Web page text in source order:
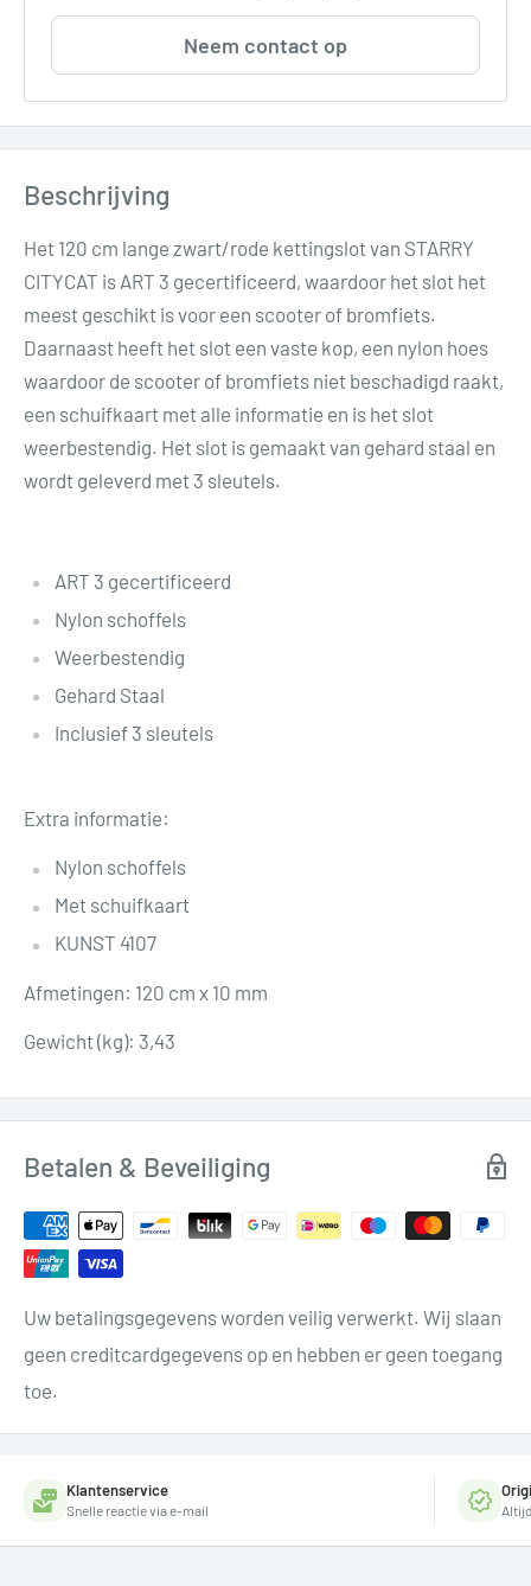
Neem contact op
Beschrijving
Het 120 cm lange zwart/rode kettingslot van STARRY
CITYCAT is ART 3 gecertificeerd, waardoor het slot het
meest geschikt is voor een scooter of bromfiets.
Daarnaast heeft het slot een vaste kop, een nylon hoes
waardoor de scooter of bromfiets niet beschadigd raakt,
een schuifkaart met alle informatie en is het slot
weerbestendig. Het slot is gemaakt van gehard staal en
wordt geleverd met 3 sleutels.
ART 3 gecertificeerd
Nylon schoffels
Weerbestendig
Gehard Staal
Inclusief 3 sleutels
Extra informatie:
Nylon schoffels
Met schuifkaart
KUNST 4107
Afmetingen: 120 cm x 10 mm
Gewicht (kg): 3,43
Betalen & Beveiliging
Uw betalingsgegevens worden veilig verwerkt. Wij slaan
geen creditcardgegevens op en hebben er geen toegang
toe.
Klantenservice
Snelle reactie via e-mail